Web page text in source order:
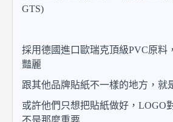
GTS)
採用德國進口歐瑞克頂級PVC原料
豔麗
跟其他品牌貼紙不一樣的地方，就
或許他們只想把貼紙做好，LOGO
不是那麼重要